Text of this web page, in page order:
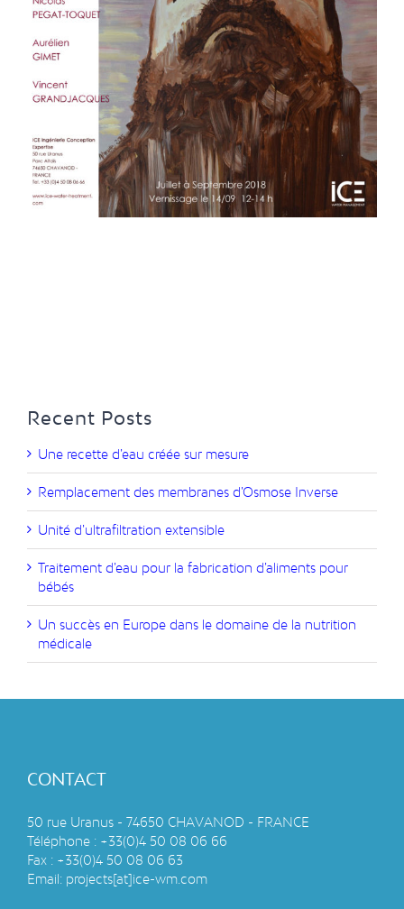
Recent Posts
Une recette d’eau créée sur mesure
Remplacement des membranes d’Osmose Inverse
Unité d’ultrafiltration extensible
Traitement d’eau pour la fabrication d’aliments pour
bébés
Un succès en Europe dans le domaine de la nutrition
médicale
CONTACT
50 rue Uranus - 74650 CHAVANOD - FRANCE
Téléphone : +33(0)4 50 08 06 66
Fax : +33(0)4 50 08 06 63
Email: projects[at]ice-wm.com